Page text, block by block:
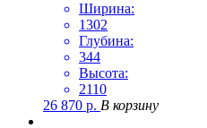
Ширина:
1302
Глубина:
344
Высота:
2110
26 870 р. В корзину